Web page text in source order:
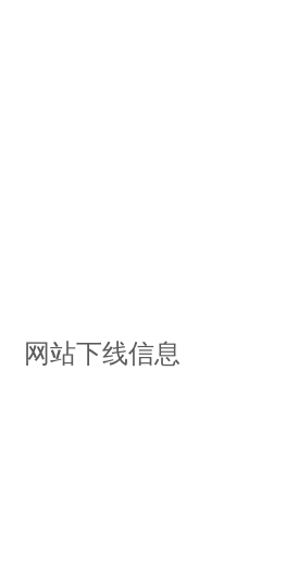
网站下线信息